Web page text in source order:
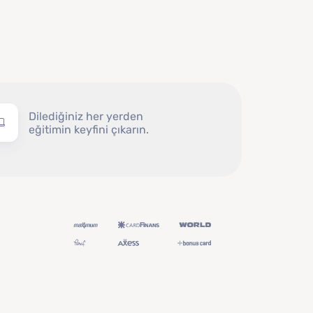
Dilediğiniz her yerden
eğitimin keyfini çıkarın.